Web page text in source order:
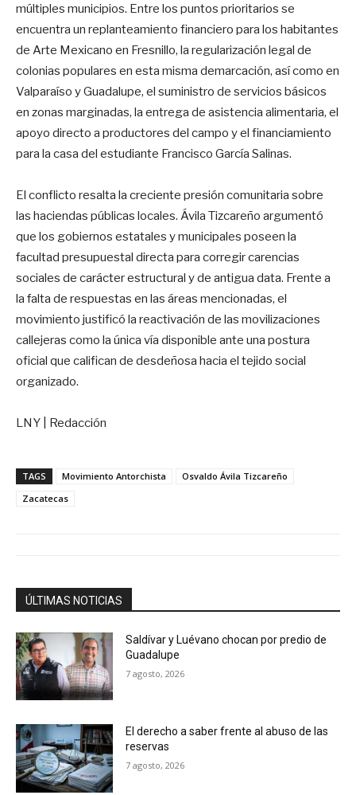
múltiples municipios. Entre los puntos prioritarios se
encuentra un replanteamiento financiero para los habitantes
de Arte Mexicano en Fresnillo, la regularización legal de
colonias populares en esta misma demarcación, así como en
Valparaíso y Guadalupe, el suministro de servicios básicos
en zonas marginadas, la entrega de asistencia alimentaria, el
apoyo directo a productores del campo y el financiamiento
para la casa del estudiante Francisco García Salinas.
El conflicto resalta la creciente presión comunitaria sobre
las haciendas públicas locales. Ávila Tizcareño argumentó
que los gobiernos estatales y municipales poseen la
facultad presupuestal directa para corregir carencias
sociales de carácter estructural y de antigua data. Frente a
la falta de respuestas en las áreas mencionadas, el
movimiento justificó la reactivación de las movilizaciones
callejeras como la única vía disponible ante una postura
oficial que califican de desdeñosa hacia el tejido social
organizado.
LNY | Redacción
TAGS Movimiento Antorchista
Osvaldo Ávila Tizcareño
Zacatecas
ÚLTIMAS NOTICIAS
Saldívar y Luévano chocan por predio de
Guadalupe
7 agosto, 2026
El derecho a saber frente al abuso de las
reservas
7 agosto, 2026